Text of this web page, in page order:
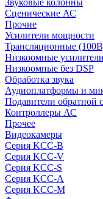
Звуковые колонны
Сценические АС
Прочие
Усилители мощности
Трансляционные
Низкоомные
Низкоомные без DSP
Обработка звука
Аудиоплатформы и
Подавители обратной
Контроллеры АС
Прочее
Видеокамеры
Серия KCC-B
Серия KCC-V
Серия KCC-S
Серия KCC-A
Серия KCC-M